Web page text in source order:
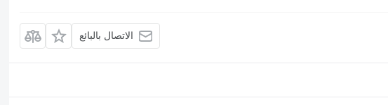
الاتصال بالبائع